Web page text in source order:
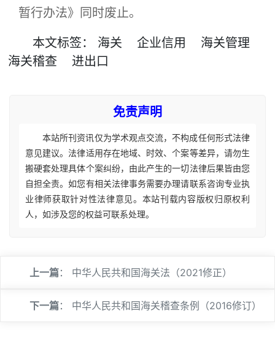
暂行办法》同时废止。
本文标签： 海关 企业信用
海关管理
海关稽查
进出口
免责声明
本站所刊资讯仅为学术观点交流，不构成任何形式法律
意见建议。法律适用存在地域、时效、个案等差异，请勿生
搬硬套处理具体个案纠纷，由此产生的一切法律后果皆由您
自担全责。如您有相关法律事务需要办理请联系咨询专业执
业律师获取针对性法律意见。本站刊载内容版权归原权利
人，如涉及您的权益可联系处理。
上一篇： 中华人民共和国海关法（2021修正）
下一篇： 中华人民共和国海关稽查条例（2016修订）